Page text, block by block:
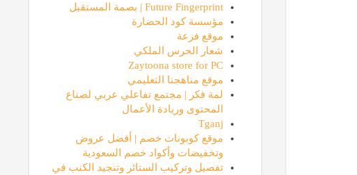
Future Fingerprint | بصمة المستقبل
مؤسسة كود الحضارة
موقع فزعة
شعار الحرس الملكي
Zaytoona store for PC
موقع مناهجنا التعليمي
لمة فكر | مجتمع تفاعلي عربي لصناع
المحتوى وريادة الأعمال
Tganj
موقع كوبونات خصم | أفضل عروض
وتخفيضات وأكواد خصم السعودية
تفصيل وتركيب الستائر وتنجيد الكنب في